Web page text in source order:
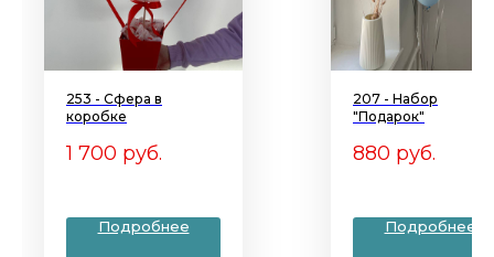
253 - Сфера в
коробке
1 700 руб.
Подробнее
207 - Набор
"Подарок"
880 руб.
Подробнее